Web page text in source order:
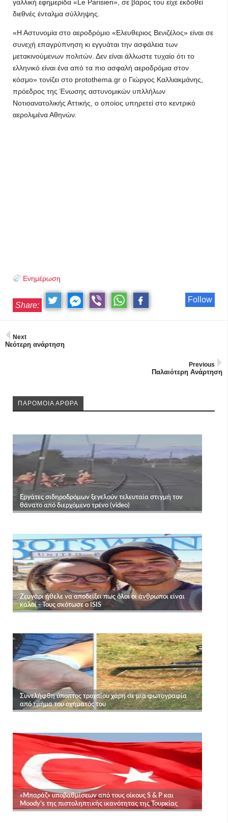
γαλλική εφημερίδα «Le Parisien», σε βάρος του είχε εκδοθεί
διεθνές ένταλμα σύλληψης.
«Η Αστυνομία στο αεροδρόμιο «Ελευθεριος Βενιζέλος» είναι σε
συνεχή επαγρύπνηση κι εγγυάται την ασφάλεια των
μετακινούμενων πολιτών. Δεν είναι άλλωστε τυχαίο ότι το
ελληνικό είναι ένα από τα πιο ασφαλή αεροδρόμια στον
κόσμο» τονίζει στο protothema.gr ο Γιώργος Καλλιακμάνης,
πρόεδρος της Ένωσης αστυνομικών υπλλήλων
Νοτιοανατολικής Αττικής, ο οποίος υπηρετεί στο κεντρικό
αερολιμένα Αθηνών.
Ενημέρωση
Follow
Share:
Next
Νεότερη ανάρτηση
Previous
Παλαιότερη Ανάρτηση
ΠΑΡΟΜΟΙΑ ΑΡΘΡΑ